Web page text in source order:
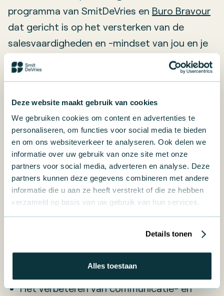
Deze website maakt gebruik van cookies
We gebruiken cookies om content en advertenties te
personaliseren, om functies voor social media te bieden
en om ons websiteverkeer te analyseren. Ook delen we
informatie over uw gebruik van onze site met onze
partners voor social media, adverteren en analyse. Deze
partners kunnen deze gegevens combineren met andere
informatie die u aan ze heeft verstrekt of die ze hebben
verzameld op basis van uw gebruik van hun services.
Details tonen
Alles toestaan
programma van SmitDeVries en Buro Bravour
dat gericht is op het versterken van de
salesvaardigheden en -mindset van jou en je
team. In plaats van standaard verkooptrucs,
richt deze training zich op
een authentieke en effectieve salesaanpak.
Wat maakt deze salestraining uniek?
In tegenstelling tot veel andere
salestrainingen die zich richten op korte
termijn resultaten, biedt de SalesMastery-
Het ontwikkelen van een sterke
Het verbeteren van communicatie- en